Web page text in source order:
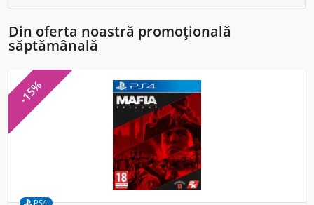
Din oferta noastră promoțională
săptămânală
-15%
PS4